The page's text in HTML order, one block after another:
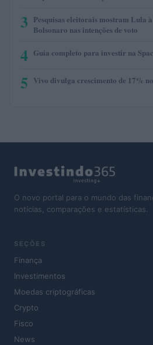
3 Pesquisas eleitorais mostram Lula
Bolsonaro nas intenções de voto
4 Guia completo para investir na
5 Vivo divulga crescimento de 17%
O novo portal para o mundo das
notícias, comparações e estatísticas.
SEÇÕES
Finança
Investimentos
Moedas criptográficas
Crypto
Fisco
News